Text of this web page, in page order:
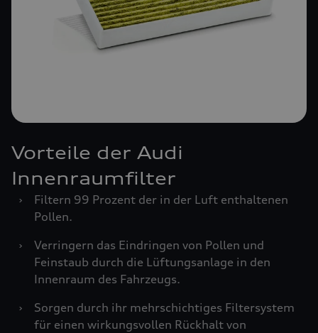
Vorteile der Audi
Innenraumfilter
›
Filtern 99 Prozent der in der Luft enthaltenen
Pollen.
›
Verringern das Eindringen von Pollen und
Feinstaub durch die Lüftungsanlage in den
Innenraum des Fahrzeugs.
›
Sorgen durch ihr mehrschichtiges Filtersystem
für einen wirkungsvollen Rückhalt von